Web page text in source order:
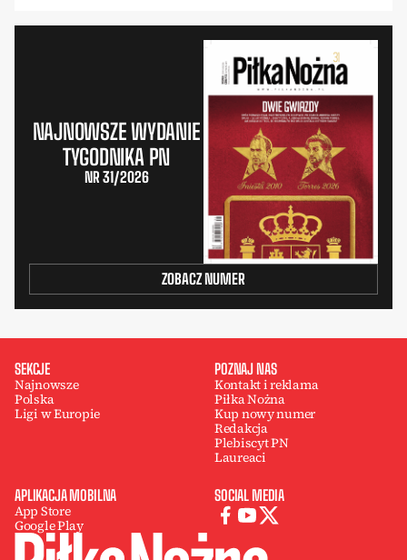
NAJNOWSZE WYDANIE
TYGODNIKA PN
NR 31/2026
ZOBACZ NUMER
SEKCJE
Najnowsze
Polska
Ligi w Europie
POZNAJ NAS
Kontakt i reklama
Piłka Nożna
Kup nowy numer
Redakcja
Plebiscyt PN
Laureaci
APLIKACJA MOBILNA
App Store
Google Play
SOCIAL MEDIA